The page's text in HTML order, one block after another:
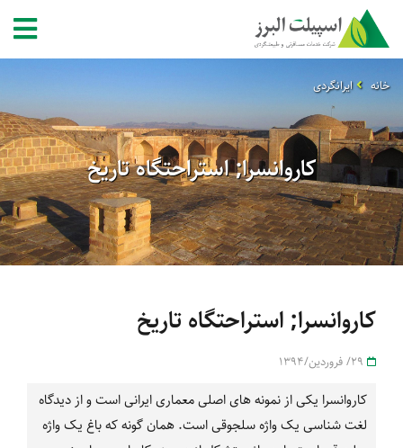
خانه ایرانگردی
کاروانسرا; استراحتگاه تاریخ
کاروانسرا; استراحتگاه تاریخ
کاروانسرا یکی از نمونه های اصلی معماری ایرانی است و از دیدگاه
لغت شناسی یک واژه سلجوقی است. همان گونه که باغ یک واژه